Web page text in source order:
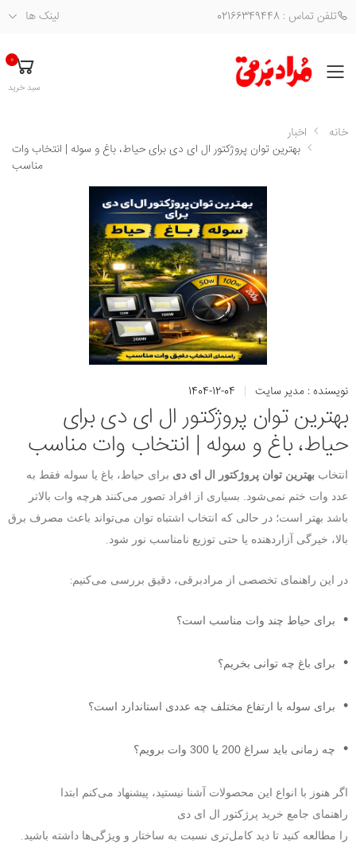
تلفن تماس : 02166349448 لینک ها
فهرست
0
سبد خرید
خانه
اخبار
بهترین توان پروژکتور ال ای دی برای حیاط، باغ و سوله | انتخاب وات
مناسب
نویسنده : مدیر سایت |
1404-12-04
بهترین توان پروژکتور ال ای دی برای
حیاط، باغ و سوله | انتخاب وات مناسب
انتخاب بهترین توان پروژکتور ال ای دی برای حیاط، باغ یا سوله فقط به
عدد وات ختم نمی‌شود. بسیاری از افراد تصور می‌کنند هرچه وات بالاتر
باشد بهتر است؛ در حالی که انتخاب اشتباه توان می‌تواند باعث مصرف برق
بالا، خیرگی آزاردهنده یا حتی توزیع نامناسب نور شود .
در این راهنمای تخصصی از مرادبرقی، دقیق بررسی می‌کنیم:
برای حیاط چند وات مناسب است؟
برای باغ چه توانی بخریم؟
برای سوله با ارتفاع مختلف چه عددی استاندارد است؟
چه زمانی باید سراغ 200 یا 300 وات برویم؟
اگر هنوز با انواع این محصولات آشنا نیستید، پیشنهاد می‌کنم ابتدا
راهنمای جامع خرید پرژکتور ال ای دی
را مطالعه کنید تا دید کامل‌تری نسبت به ساختار و ویژگی‌ها داشته باشید .